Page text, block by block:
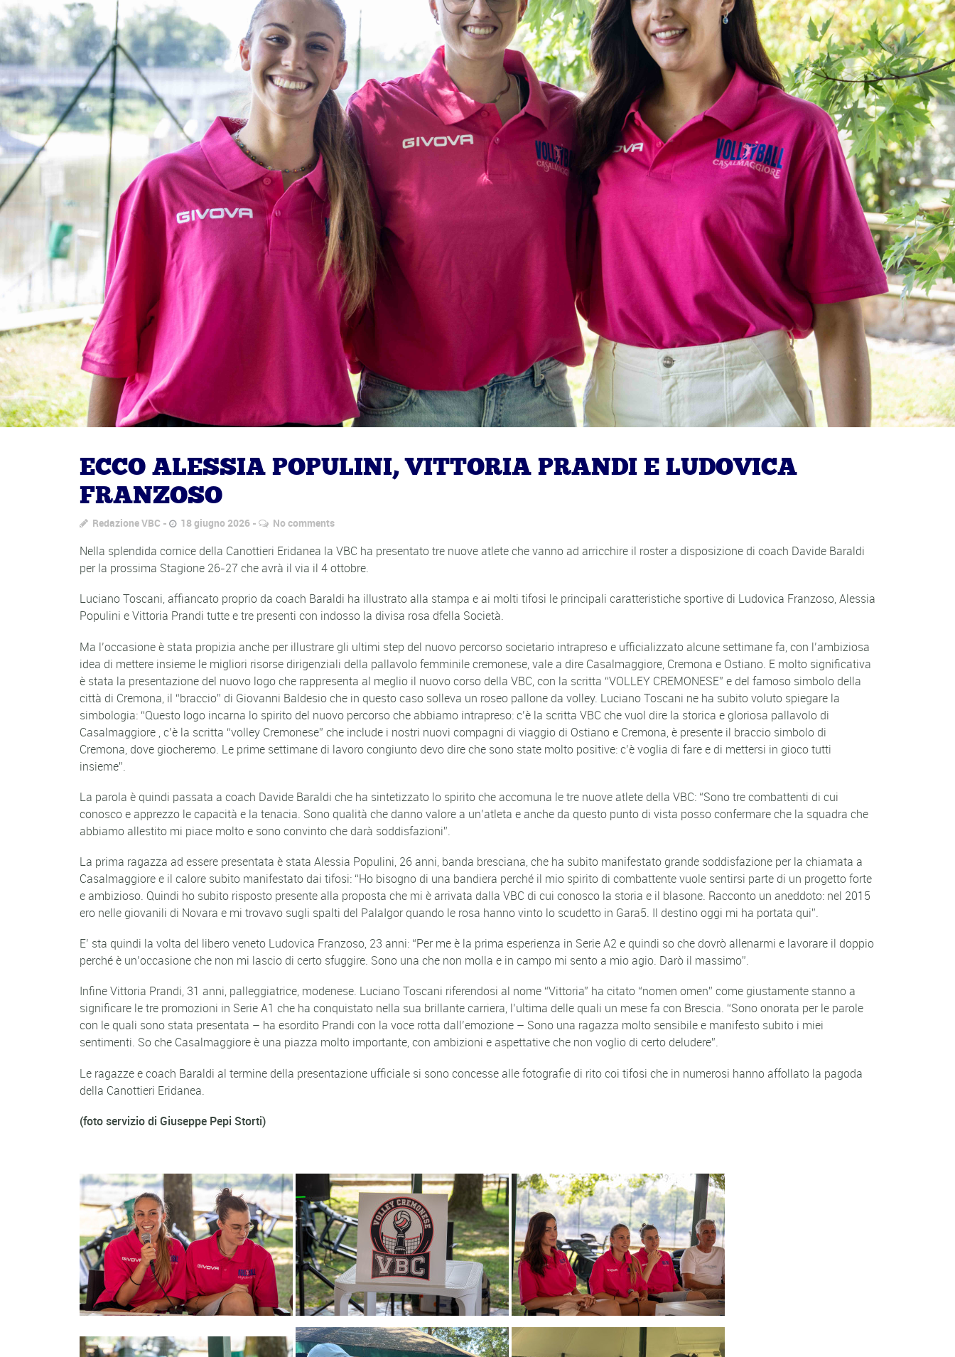
ECCO ALESSIA POPULINI, VITTORIA PRANDI E LUDOVICA
FRANZOSO
Redazione VBC 18 giugno 2026 No comments
Nella splendida cornice della Canottieri Eridanea la VBC ha presentato tre nuove atlete che vanno ad arricchire il roster a disposizione di coach Davide Baraldi
per la prossima Stagione 26-27 che avrà il via il 4 ottobre.
Luciano Toscani, affiancato proprio da coach Baraldi ha illustrato alla stampa e ai molti tifosi le principali caratteristiche sportive di Ludovica Franzoso, Alessia
Populini e Vittoria Prandi tutte e tre presenti con indosso la divisa rosa dfella Società.
Ma l’occasione è stata propizia anche per illustrare gli ultimi step del nuovo percorso societario intrapreso e ufficializzato alcune settimane fa, con l’ambiziosa
idea di mettere insieme le migliori risorse dirigenziali della pallavolo femminile cremonese, vale a dire Casalmaggiore, Cremona e Ostiano. E molto significativa
è stata la presentazione del nuovo logo che rappresenta al meglio il nuovo corso della VBC, con la scritta “VOLLEY CREMONESE” e del famoso simbolo della
città di Cremona, il “braccio” di Giovanni Baldesio che in questo caso solleva un roseo pallone da volley. Luciano Toscani ne ha subito voluto spiegare la
simbologia: “Questo logo incarna lo spirito del nuovo percorso che abbiamo intrapreso: c’è la scritta VBC che vuol dire la storica e gloriosa pallavolo di
Casalmaggiore , c’è la scritta “volley Cremonese” che include i nostri nuovi compagni di viaggio di Ostiano e Cremona, è presente il braccio simbolo di
Cremona, dove giocheremo. Le prime settimane di lavoro congiunto devo dire che sono state molto positive: c’è voglia di fare e di mettersi in gioco tutti
insieme”.
La parola è quindi passata a coach Davide Baraldi che ha sintetizzato lo spirito che accomuna le tre nuove atlete della VBC: “Sono tre combattenti di cui
conosco e apprezzo le capacità e la tenacia. Sono qualità che danno valore a un’atleta e anche da questo punto di vista posso confermare che la squadra che
abbiamo allestito mi piace molto e sono convinto che darà soddisfazioni”.
La prima ragazza ad essere presentata è stata Alessia Populini, 26 anni, banda bresciana, che ha subito manifestato grande soddisfazione per la chiamata a
Casalmaggiore e il calore subito manifestato dai tifosi: “Ho bisogno di una bandiera perché il mio spirito di combattente vuole sentirsi parte di un progetto forte
e ambizioso. Quindi ho subito risposto presente alla proposta che mi è arrivata dalla VBC di cui conosco la storia e il blasone. Racconto un aneddoto: nel 2015
ero nelle giovanili di Novara e mi trovavo sugli spalti del PalaIgor quando le rosa hanno vinto lo scudetto in Gara5. Il destino oggi mi ha portata qui”.
E’ sta quindi la volta del libero veneto Ludovica Franzoso, 23 anni: “Per me è la prima esperienza in Serie A2 e quindi so che dovrò allenarmi e lavorare il doppio
perché è un’occasione che non mi lascio di certo sfuggire. Sono una che non molla e in campo mi sento a mio agio. Darò il massimo”.
Infine Vittoria Prandi, 31 anni, palleggiatrice, modenese. Luciano Toscani riferendosi al nome “Vittoria” ha citato “nomen omen” come giustamente stanno a
significare le tre promozioni in Serie A1 che ha conquistato nella sua brillante carriera, l’ultima delle quali un mese fa con Brescia. “Sono onorata per le parole
con le quali sono stata presentata – ha esordito Prandi con la voce rotta dall’emozione – Sono una ragazza molto sensibile e manifesto subito i miei
sentimenti. So che Casalmaggiore è una piazza molto importante, con ambizioni e aspettative che non voglio di certo deludere”.
Le ragazze e coach Baraldi al termine della presentazione ufficiale si sono concesse alle fotografie di rito coi tifosi che in numerosi hanno affollato la pagoda
della Canottieri Eridanea.
(foto servizio di Giuseppe Pepi Storti)